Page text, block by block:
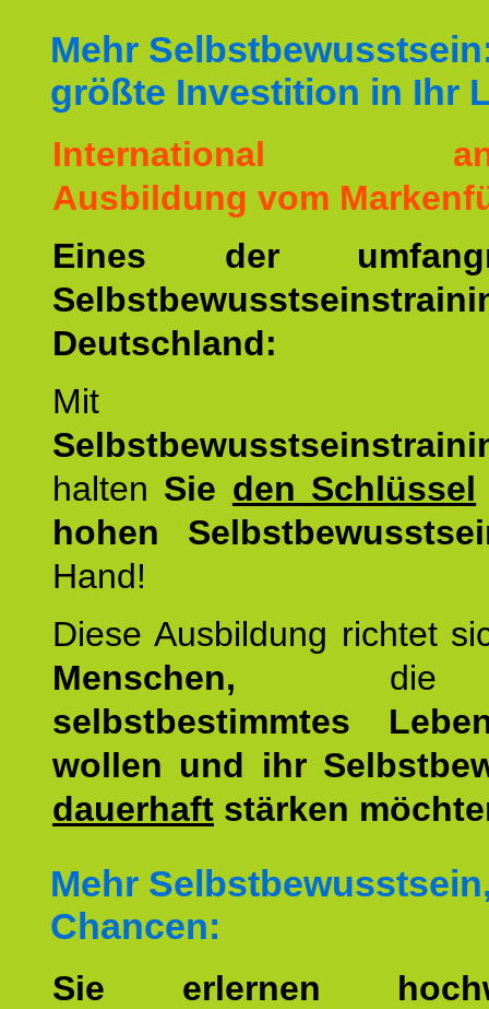
Mehr
größte Investition in Ihr
International
Ausbildung vom
Eines der
Deutschland:
Mit
halten Sie den Schlüssel
hohen
Hand!
Diese Ausbildung richtet
Menschen,
selbstbestimmtes
wollen und ihr
dauerhaft stärken
Mehr
Chancen:
Sie erlernen